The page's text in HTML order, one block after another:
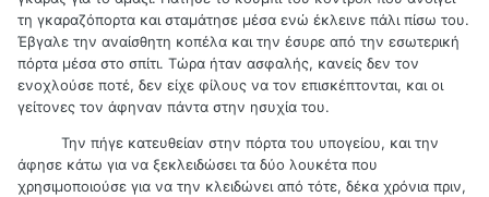
τη γκαραζόπορτα και σταμάτησε μέσα ενώ έκλεινε πάλι πίσω του.
Έβγαλε την αναίσθητη κοπέλα και την έσυρε από την εσωτερική
πόρτα μέσα στο σπίτι. Τώρα ήταν ασφαλής, κανείς δεν τον
ενοχλούσε ποτέ, δεν είχε φίλους να τον επισκέπτονται, και οι
γείτονες τον άφηναν πάντα στην ησυχία του.
Την πήγε κατευθείαν στην πόρτα του υπογείου, και την
άφησε κάτω για να ξεκλειδώσει τα δύο λουκέτα που
χρησιμοποιούσε για να την κλειδώνει από τότε, δέκα χρόνια πριν,